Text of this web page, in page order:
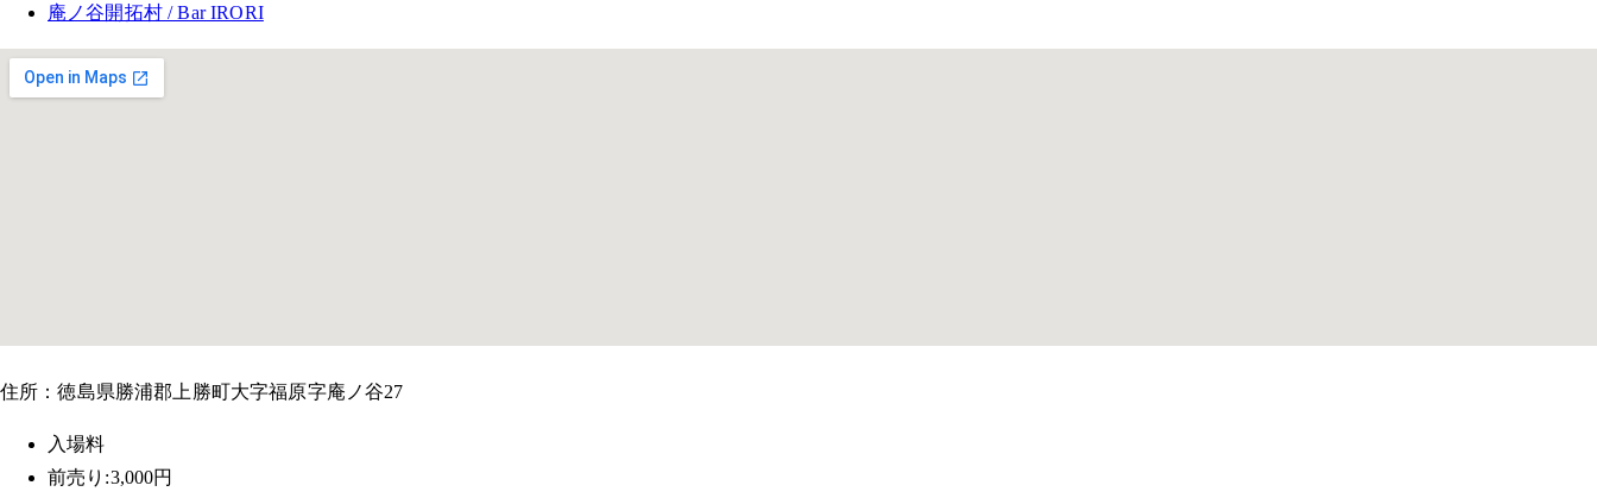
庵ノ谷開拓村 / Bar IRORI
住所：徳島県勝浦郡上勝町大字福原字庵ノ谷27
入場料
前売り:3,000円